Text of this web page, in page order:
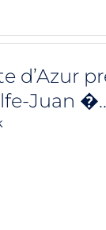
d’Azur
Juan